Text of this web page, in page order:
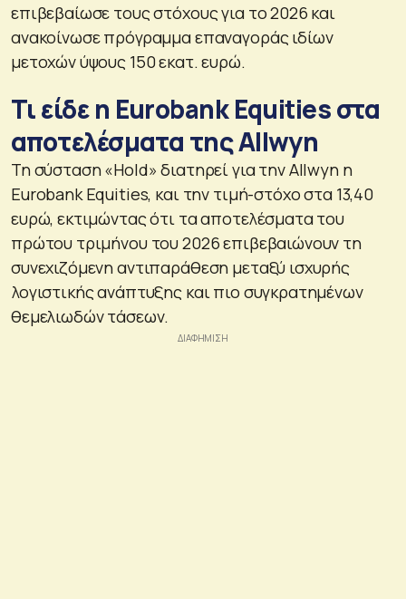
επιβεβαίωσε τους στόχους για το 2026 και
ανακοίνωσε πρόγραμμα επαναγοράς ιδίων
μετοχών ύψους 150 εκατ. ευρώ.
Τι είδε η Eurobank Equities στα
αποτελέσματα της Allwyn
Τη σύσταση «Hold» διατηρεί για την Allwyn η
Eurobank Equities, και την τιμή-στόχο στα 13,40
ευρώ, εκτιμώντας ότι τα αποτελέσματα του
πρώτου τριμήνου του 2026 επιβεβαιώνουν τη
συνεχιζόμενη αντιπαράθεση μεταξύ ισχυρής
λογιστικής ανάπτυξης και πιο συγκρατημένων
θεμελιωδών τάσεων.